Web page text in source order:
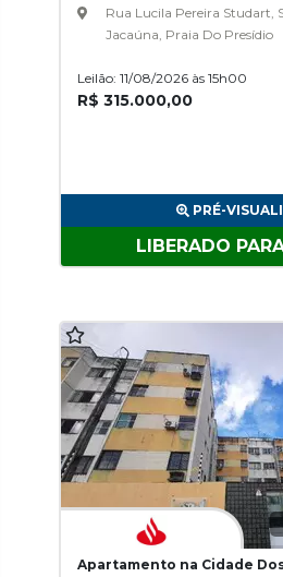
Rua Lucila Pereira Studart,
Jacaúna, Praia Do Presídio
Leilão: 11/08/2026 às 15h00
R$ 315.000,00
PRÉ-
LIBERADO
Apartamento na Cidade